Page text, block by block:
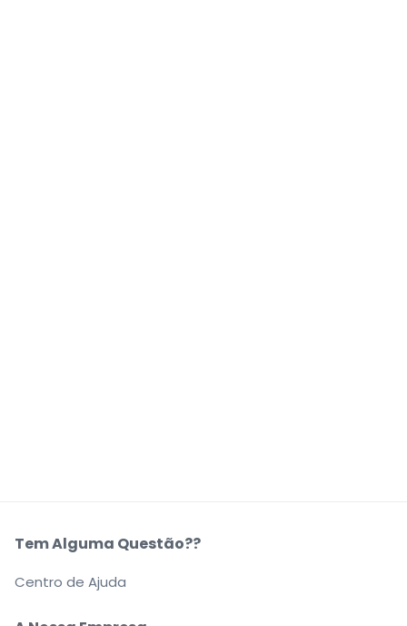
Tem Alguma Questão??
Centro de Ajuda